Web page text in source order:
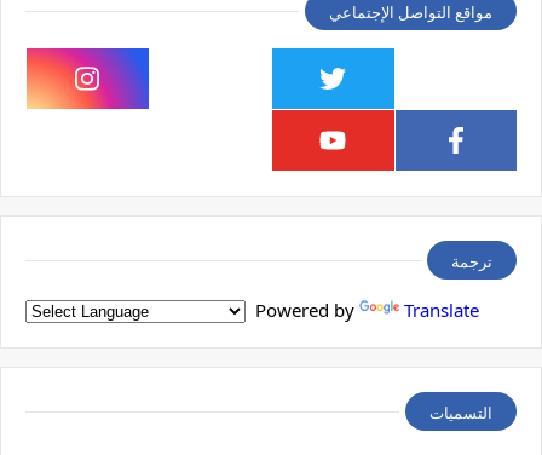
مواقع التواصل الإجتماعي
ترجمة
Powered by Translate
التسميات